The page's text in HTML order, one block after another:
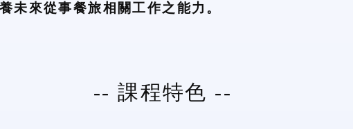
未來從事餐旅相關工作之能力。
--課程特色 --